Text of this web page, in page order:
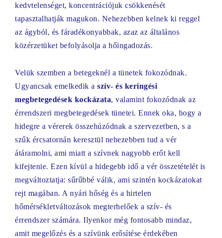
kedvtelenséget, koncentrációjuk csökkenését
tapasztalhatják magukon. Nehezebben kelnek ki reggel
az ágyból, és fáradékonyabbak, azaz az általános
közérzetüket befolyásolja a hőingadozás.
Velük szemben a betegeknél a tünetek fokozódnak.
Ugyancsak emelkedik a szív- és keringési
megbetegedések kockázata, valamint fokozódnak az
érrendszeri megbetegedések tünetei. Ennek oka, hogy a
hidegre a vérerek összehúzódnak a szervezetben, s a
szűk ércsatornán keresztül nehezebben tud a vér
átáramolni, ami miatt a szívnek nagyobb erőt kell
kifejtenie. Ezen kívül a hidegebb idő a vér összetételét is
megváltoztatja: sűrűbbé válik, ami szintén kockázatokat
rejt magában. A nyári hőség és a hirtelen
hőmérsékletváltozások megterhelőek a szív- és
érrendszer számára. Ilyenkor még fontosabb mindaz,
amit megelőzés és a szívünk erősítése érdekében